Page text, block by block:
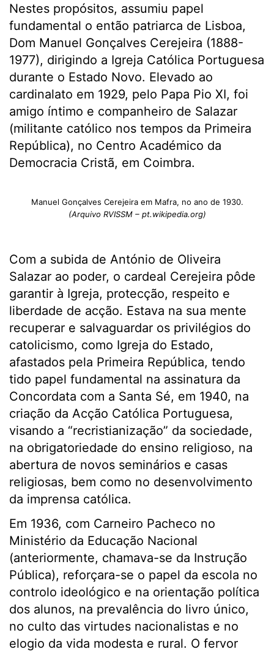
Nestes propósitos, assumiu papel
fundamental o então patriarca de Lisboa,
Dom Manuel Gonçalves Cerejeira (1888-
1977), dirigindo a Igreja Católica Portuguesa
durante o Estado Novo. Elevado ao
cardinalato em 1929, pelo Papa Pio XI, foi
amigo íntimo e companheiro de Salazar
(militante católico nos tempos da Primeira
República), no Centro Académico da
Democracia Cristã, em Coimbra.
Manuel Gonçalves Cerejeira em Mafra, no ano de 1930.
(Arquivo RVISSM – pt.wikipedia.org)
Com a subida de António de Oliveira
Salazar ao poder, o cardeal Cerejeira pôde
garantir à Igreja, protecção, respeito e
liberdade de acção. Estava na sua mente
recuperar e salvaguardar os privilégios do
catolicismo, como Igreja do Estado,
afastados pela Primeira República, tendo
tido papel fundamental na assinatura da
Concordata com a Santa Sé, em 1940, na
criação da Acção Católica Portuguesa,
visando a “recristianização” da sociedade,
na obrigatoriedade do ensino religioso, na
abertura de novos seminários e casas
religiosas, bem como no desenvolvimento
da imprensa católica.
Em 1936, com Carneiro Pacheco no
Ministério da Educação Nacional
(anteriormente, chamava-se da Instrução
Pública), reforçara-se o papel da escola no
controlo ideológico e na orientação política
dos alunos, na prevalência do livro único,
no culto das virtudes nacionalistas e no
elogio da vida modesta e rural. O fervor